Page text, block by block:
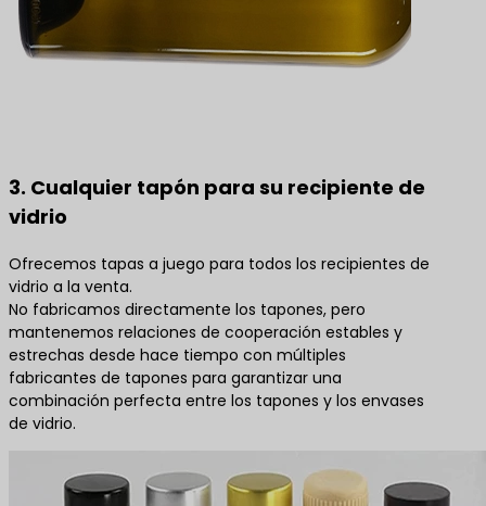
3. Cualquier tapón para su recipiente de
vidrio
Ofrecemos tapas a juego para todos los recipientes de
vidrio a la venta.
No fabricamos directamente los tapones, pero
mantenemos relaciones de cooperación estables y
estrechas desde hace tiempo con múltiples
fabricantes de tapones para garantizar una
combinación perfecta entre los tapones y los envases
de vidrio.